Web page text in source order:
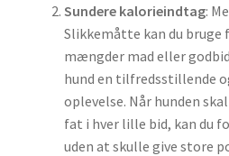
Sundere kalorieindtag:
Slikkemåtte kan du
mængder mad eller
hund en tilfredsstillende
oplevelse. Når hunden
fat i hver lille bid, kan du
uden at skulle give store